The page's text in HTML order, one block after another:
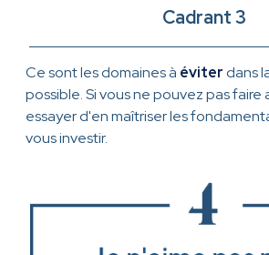
Cadrant 3
Ce sont les domaines à éviter dans
possible. Si vous ne pouvez pas
essayer d'en maîtriser les
vous investir.